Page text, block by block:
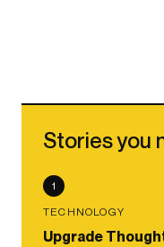
Stories you
1
TECHNOLOGY
Upgrade